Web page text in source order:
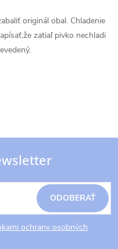
originál obal. Chladenie
zatiaľ pivko nechladi
ochrany osobných
ODOBERAŤ